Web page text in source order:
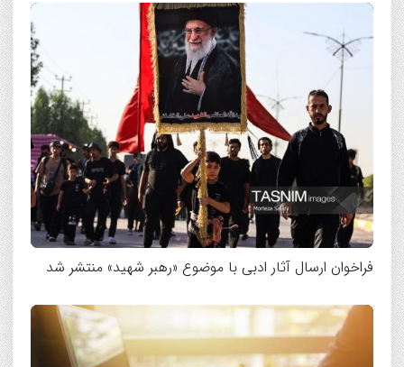
فراخوان ارسال آثار ادبی با موضوع «رهبر شهید» منتشر شد